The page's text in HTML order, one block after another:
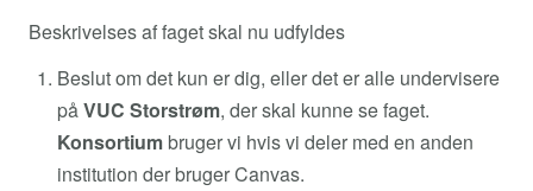
Beskrivelses af faget skal nu udfyldes
Beslut om det kun er dig, eller det er alle undervisere
påVUC Storstrøm, der skal kunne se faget.
Konsortiumbruger vi hvis vi deler med en anden
institution der bruger Canvas.